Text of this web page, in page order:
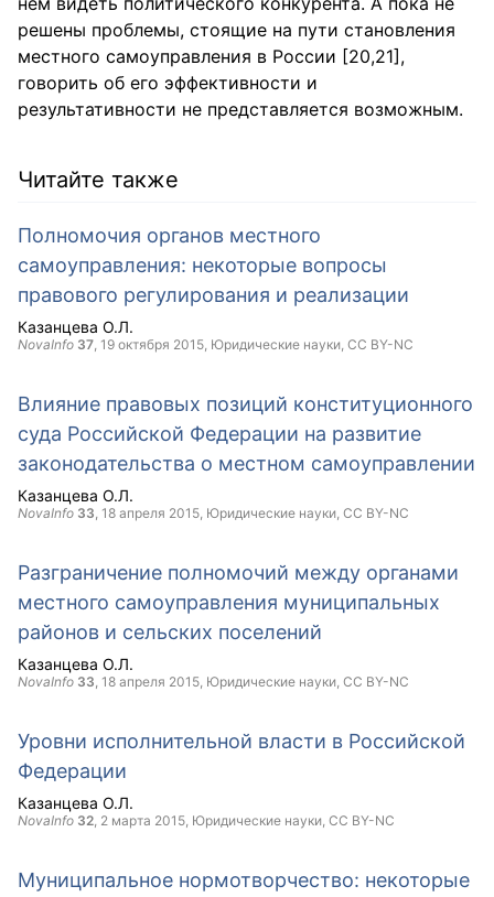
решены проблемы, стоящие на пути становления
местного самоуправления в России [20,21],
говорить об его эффективности и
результативности не представляется возможным.
Читайте также
Полномочия органов местного
самоуправления: некоторые вопросы
правового регулирования и реализации
Казанцева О.Л.
NovaInfo 37, 19 октября 2015, Юридические науки, CC BY-NC
Влияние правовых позиций конституционного
суда Российской Федерации на развитие
законодательства о местном самоуправлении
Казанцева О.Л.
NovaInfo 33, 18 апреля 2015, Юридические науки, CC BY-NC
Разграничение полномочий между органами
местного самоуправления муниципальных
районов и сельских поселений
Казанцева О.Л.
NovaInfo 33, 18 апреля 2015, Юридические науки, CC BY-NC
Уровни исполнительной власти в Российской
Федерации
Казанцева О.Л.
NovaInfo 32, 2 марта 2015, Юридические науки, CC BY-NC
Муниципальное нормотворчество: некоторые